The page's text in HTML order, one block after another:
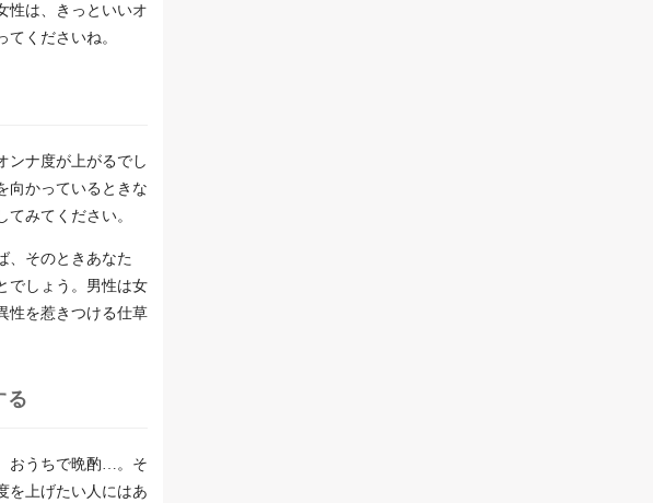
性は、きっといいオ
くださいね。
ンナ度が上がるでし
向かっているときな
みてください。
、そのときあなた
でしょう。男性は女
性を惹きつける仕草
る
おうちで晩酌…。そ
を上げたい人にはあ